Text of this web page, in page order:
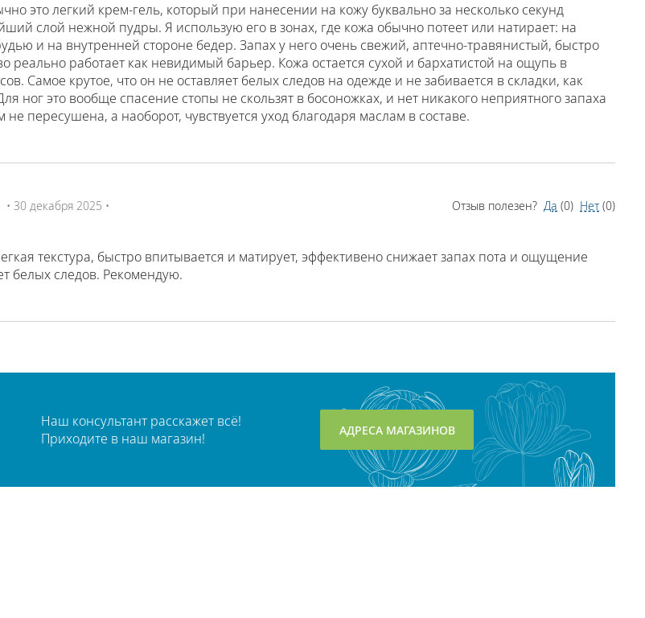
это легкий крем-гель, который при нанесении на кожу буквально за несколько секунд
слой нежной пудры. Я использую его в зонах, где кожа обычно потеет или натирает: на
и на внутренней стороне бедер. Запах у него очень свежий, аптечно-травянистый, быстро
реально работает как невидимый барьер. Кожа остается сухой и бархатистой на ощупь в
Самое крутое, что он не оставляет белых следов на одежде и не забивается в складки, как
ног это вообще спасение стопы не скользят в босоножках, и нет никакого неприятного запаха
не пересушена, а наоборот, чувствуется уход благодаря маслам в составе.
• 30 декабря 2025 • Отзыв полезен? Да (0) Нет (0)
текстура, быстро впитывается и матирует, эффективено снижает запах пота и ощущение
белых следов. Рекомендую.
Наш консультант расскажет всё!
Приходите в наш магазин!
АДРЕСА МАГАЗИНОВ